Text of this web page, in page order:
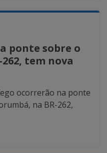
ponte sobre o
tem nova
ocorrerão na ponte
na BR-262,